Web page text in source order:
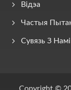
Відэа
Частыя
Сувязь З Намі